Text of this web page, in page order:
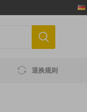
退换规则